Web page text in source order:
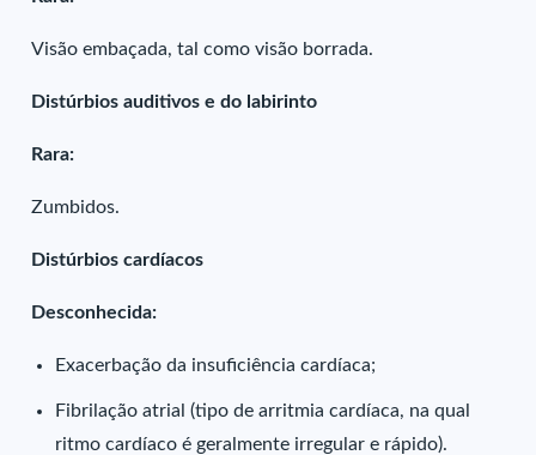
Visão embaçada, tal como visão borrada.
Distúrbios auditivos e do labirinto
Rara:
Zumbidos.
Distúrbios cardíacos
Desconhecida:
Exacerbação da insuficiência cardíaca;
Fibrilação atrial (tipo de arritmia cardíaca, na qual
ritmo cardíaco é geralmente irregular e rápido).